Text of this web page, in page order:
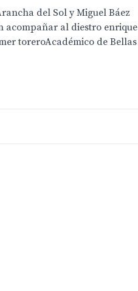
del Sol y Miguel Báez
acompañar al diestro enrique
toreroAcadémico de Bellas